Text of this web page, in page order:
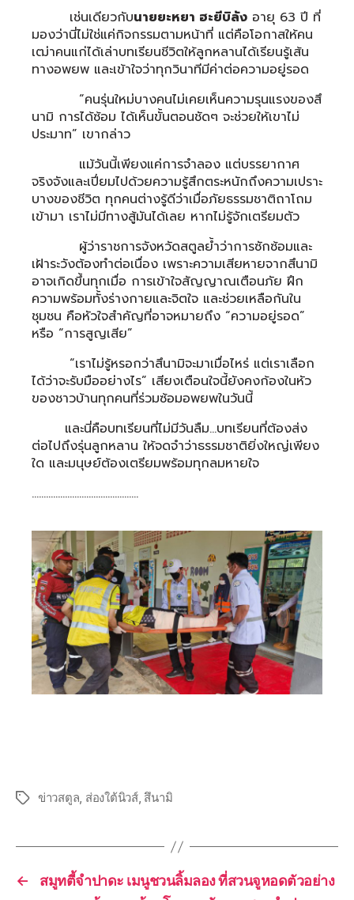
เช่นเดียวกับนายยะหยา ฮะยีบิลัง อายุ 63 ปี ที่
มองว่านี่ไม่ใช่แค่กิจกรรมตามหน้าที่ แต่คือโอกาสให้คน
เฒ่าคนแก่ได้เล่าบทเรียนชีวิตให้ลูกหลานได้เรียนรู้เส้น
ทางอพยพ และเข้าใจว่าทุกวินาทีมีค่าต่อความอยู่รอด
“คนรุ่นใหม่บางคนไม่เคยเห็นความรุนแรงของสึ
นามิ การได้ซ้อม ได้เห็นขั้นตอนชัดๆ จะช่วยให้เขาไม่
ประมาท” เขากล่าว
แม้วันนี้เพียงแค่การจำลอง แต่บรรยากาศ
จริงจังและเปี่ยมไปด้วยความรู้สึกตระหนักถึงความเปราะ
บางของชีวิต ทุกคนต่างรู้ดีว่าเมื่อภัยธรรมชาติถาโถม
เข้ามา เราไม่มีทางสู้มันได้เลย หากไม่รู้จักเตรียมตัว
ผู้ว่าราชการจังหวัดสตูลย้ำว่าการซักซ้อมและ
เฝ้าระวังต้องทำต่อเนื่อง เพราะความเสียหายจากสึนามิ
อาจเกิดขึ้นทุกเมื่อ การเข้าใจสัญญาณเตือนภัย ฝึก
ความพร้อมทั้งร่างกายและจิตใจ และช่วยเหลือกันใน
ชุมชน คือหัวใจสำคัญที่อาจหมายถึง “ความอยู่รอด”
หรือ “การสูญเสีย”
“เราไม่รู้หรอกว่าสึนามิจะมาเมื่อไหร่ แต่เราเลือก
ได้ว่าจะรับมืออย่างไร” เสียงเตือนใจนี้ยังคงก้องในหัว
ของชาวบ้านทุกคนที่ร่วมซ้อมอพยพในวันนี้
และนี่คือบทเรียนที่ไม่มีวันลืม…บทเรียนที่ต้องส่ง
ต่อไปถึงรุ่นลูกหลาน ให้จดจำว่าธรรมชาติยิ่งใหญ่เพียง
ใด และมนุษย์ต้องเตรียมพร้อมทุกลมหายใจ
………………………………………
ข่าวสตูล, ส่องใต้นิวส์, สึนามิ
←
สมูทตี้จำปาดะ เมนูชวนลิ้มลอง ที่สวนจูหอดตัวอย่าง